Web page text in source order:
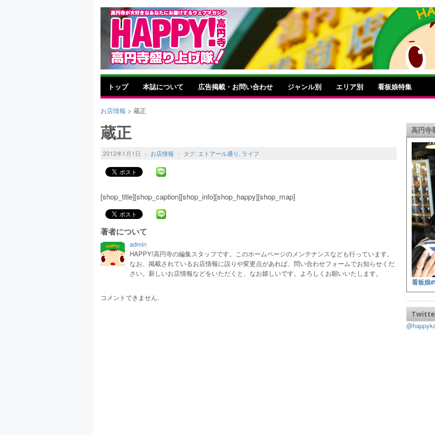
トップ 本誌について 広告掲載・お問い合わせ ジャンル別 エリア別 看板娘特集
お店情報 > 蔵正
蔵正
2012年1月1日 - お店情報 - タグ: エトアール通り , ライフ
[shop_title][shop_caption][shop_info][shop_happy][shop_map]
著者について
admin
HAPPY!高円寺の編集スタッフです。このホームページのメンテナンスなども行っています。
なお、掲載されているお店情報に誤りや変更点があれば、問い合わせフォームでお知らせくだ
さい。新しいお店情報などをいただくと、なお嬉しいです。よろしくお願いいたします。
コメントできません.
高円寺
看板娘